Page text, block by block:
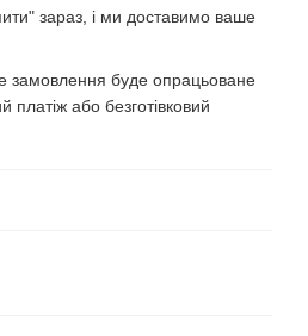
зараз, і ми доставимо ваше
замовлення буде опрацьоване
або безготівковий